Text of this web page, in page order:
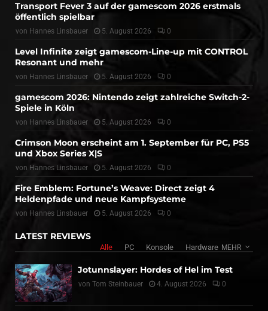
Transport Fever 3 auf der gamescom 2026 erstmals
öffentlich spielbar
von Hannes Linsbauer 5. August 2026 0
Level Infinite zeigt gamescom-Line-up mit CONTROL
Resonant und mehr
von Hannes Linsbauer 5. August 2026 0
gamescom 2026: Nintendo zeigt zahlreiche Switch-2-
Spiele in Köln
von Hannes Linsbauer 5. August 2026 0
Crimson Moon erscheint am 1. September für PC, PS5
und Xbox Series X|S
von Hannes Linsbauer 5. August 2026 0
Fire Emblem: Fortune’s Weave: Direct zeigt 4
Heldenpfade und neue Kampfsysteme
von Hannes Linsbauer 5. August 2026 0
LATEST REVIEWS
Alle PC Konsole Hardware MEHR
Jotunnslayer: Hordes of Hel im Test
von Tom Steinbauer 4. August 2026 0